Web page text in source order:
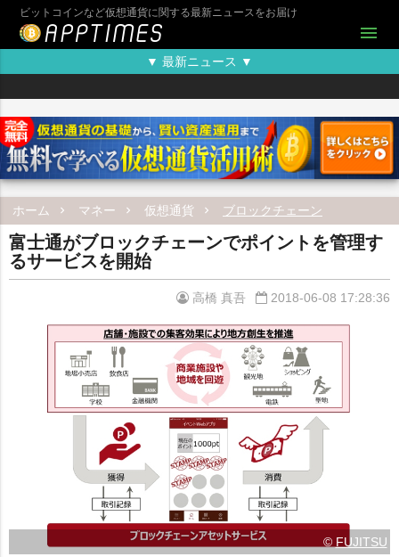
ビットコインなど仮想通貨に関する最新ニュースをお届け
menu
▼ 最新ニュース ▼
ホーム マネー 仮想通貨 ブロックチェーン
富士通がブロックチェーンでポイントを管理す
るサービスを開始
高橋 真吾 2018-06-08 17:28:36
© FUJITSU